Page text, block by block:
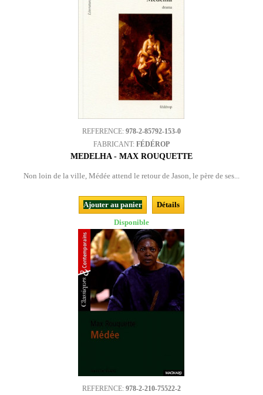
REFERENCE: 978-2-85792-153-0
FABRICANT: FÉDÉROP
MEDELHA - MAX ROUQUETTE
Non loin de la ville, Médée attend le retour de Jason, le père de ses...
Ajouter au panier
Détails
Disponible
REFERENCE: 978-2-210-75522-2